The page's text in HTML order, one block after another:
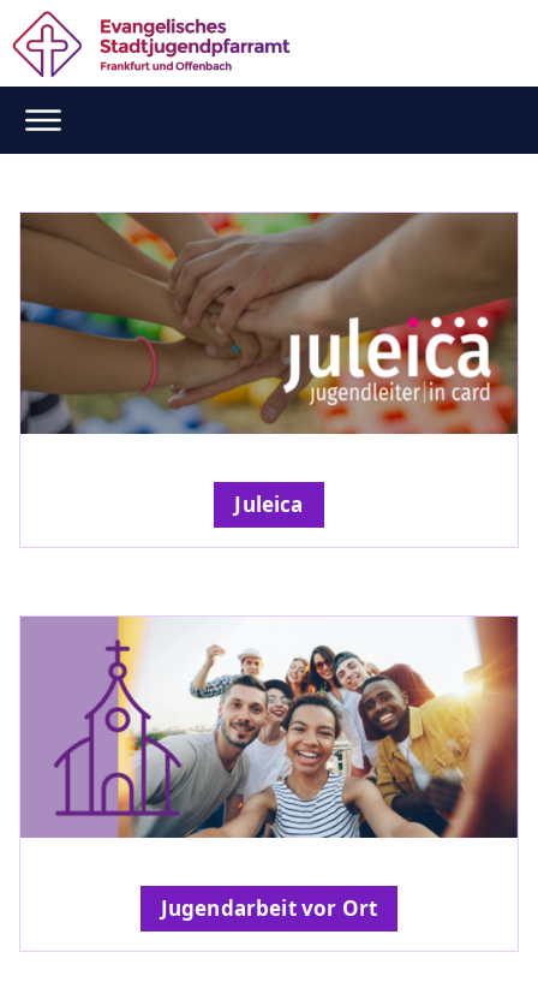
Juleica
Jugendarbeit vor Ort